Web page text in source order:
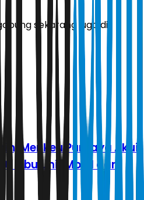
sekarang juga di
Menkeu Purbaya Akui
Ribu Unit Mobil dan